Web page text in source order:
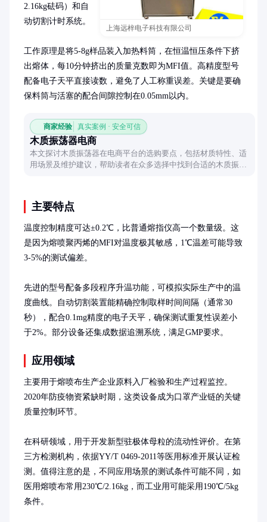
上海远梓电子科技有限公司
2.16kg砝码）和自
动切割计时系统。
工作原理是将5-8g样品装入加热料筒，在恒温恒压条件下挤
出熔体，每10分钟挤出的质量克数即为MFI值。高精度型号
配备电子天平直接读数，避免了人工称重误差。关键是要确
保料筒与活塞的配合间隙控制在0.05mm以内。
商家经验 真实案例 · 安全可信
木质振荡器电商
本文探讨木质振荡器在电商平台的选购要点，包括材质特性、适
用场景及维护建议，帮助读者在众多选择中找到合适的木质振荡
主要特点
温度控制精度可达±0.2℃，比普通熔指仪高一个数量级。这
是因为熔喷聚丙烯的MFI对温度极其敏感，1℃温差可能导致
3-5%的测试偏差。
先进的型号配备多段程序升温功能，可模拟实际生产中的温
度曲线。自动切割装置能精确控制取样时间间隔（通常30
秒），配合0.1mg精度的电子天平，确保测试重复性误差小
于2%。部分设备还集成数据追溯系统，满足GMP要求。
应用领域
主要用于熔喷布生产企业原料入厂检验和生产过程监控。
2020年防疫物资紧缺时期，这类设备成为口罩产业链的关键
质量控制环节。
在科研领域，用于开发新型驻极体母粒的流动性评价。在第
三方检测机构，依据YY/T 0469-2011等医用标准开展认证检
测。值得注意的是，不同应用场景的测试条件可能不同，如
医用熔喷布常用230℃/2.16kg，而工业用可能采用190℃/5kg
条件。